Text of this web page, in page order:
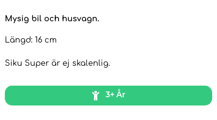
Mysig bil och husvagn.
Längd: 16 cm
Siku Super är ej skalenlig.
3+ År